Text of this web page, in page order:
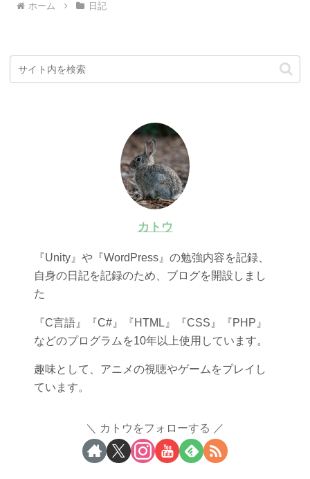
ホーム 日記
カトウ
『Unity』や『WordPress』の勉強内容を記録、
自身の日記を記録のため、ブログを開設しまし
た
『C言語』『C#』『HTML』『CSS』『PHP』
などのプログラムを10年以上使用しています。
趣味として、アニメの視聴やゲームをプレイし
ています。
カトウをフォローする